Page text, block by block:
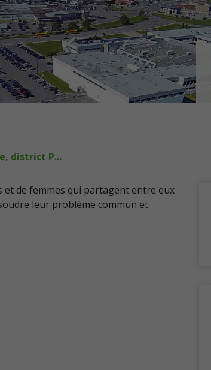
district P...
et de femmes qui partagent entre eux
leur problème commun et